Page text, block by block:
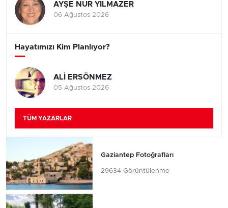
AYŞE NUR YILMAZER
06 Ağustos 2026
Hayatımızı Kim Planlıyor?
ALİ ERSÖNMEZ
05 Ağustos 2026
TÜM YAZARLAR
Gaziantep Fotoğrafları
29634 Görüntülenme